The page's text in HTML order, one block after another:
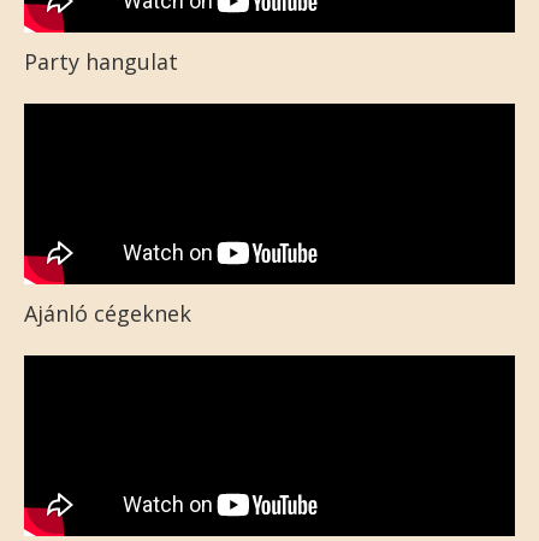
Party hangulat
Ajánló cégeknek